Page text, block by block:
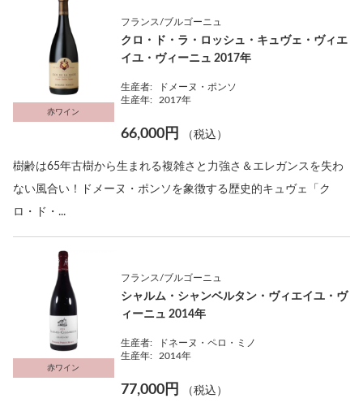
赤ワイン
フランス/ブルゴーニュ
クロ・ド・ラ・ロッシュ・キュヴェ・ヴィエ
イユ・ヴィーニュ 2017年
生産者:
ドメーヌ・ポンソ
生産年:
2017年
66,000円 （税込）
樹齢は65年古樹から生まれる複雑さと力強さ＆エレガンスを失わ
ない風合い！ドメーヌ・ポンソを象徴する歴史的キュヴェ「ク
ロ・ド・...
赤ワイン
フランス/ブルゴーニュ
シャルム・シャンベルタン・ヴィエイユ・ヴ
ィーニュ 2014年
生産者:
ドネーヌ・ペロ・ミノ
生産年:
2014年
77,000円 （税込）